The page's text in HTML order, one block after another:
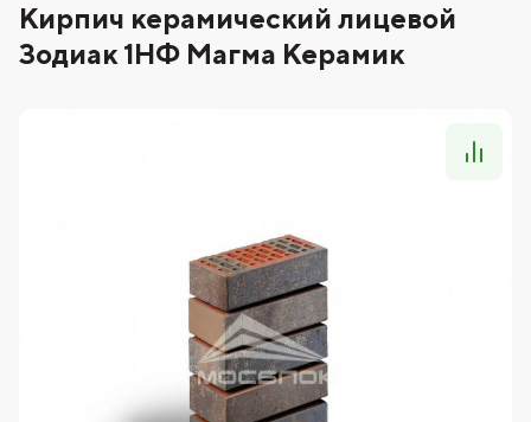
Кирпич керамический лицевой
Зодиак 1НФ Магма Керамик